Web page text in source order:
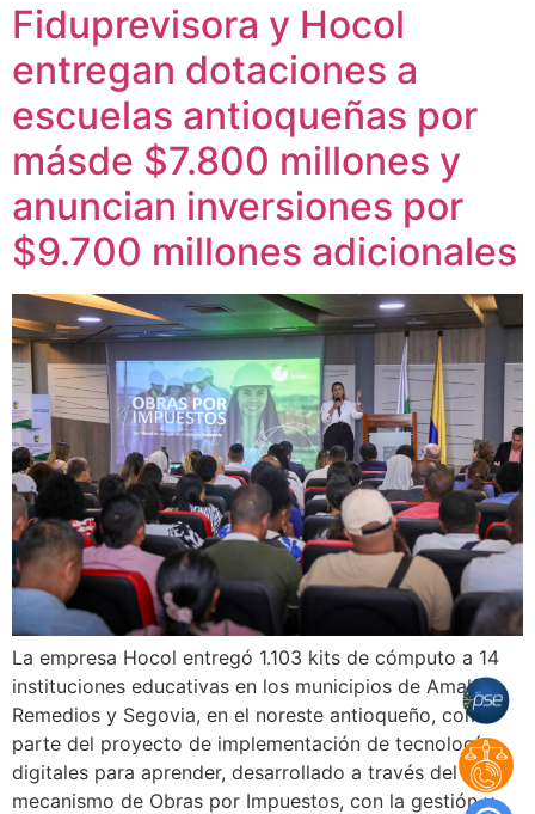
Fiduprevisora y Hocol
entregan dotaciones a
escuelas antioqueñas por
másde $7.800 millones y
anuncian inversiones por
$9.700 millones adicionales
La empresa Hocol entregó 1.103 kits de cómputo a 14
instituciones educativas en los municipios de Amalfi,
Remedios y Segovia, en el noreste antioqueño, como
parte del proyecto de implementación de tecnologías
digitales para aprender, desarrollado a través del
mecanismo de Obras por Impuestos, con la gestión y